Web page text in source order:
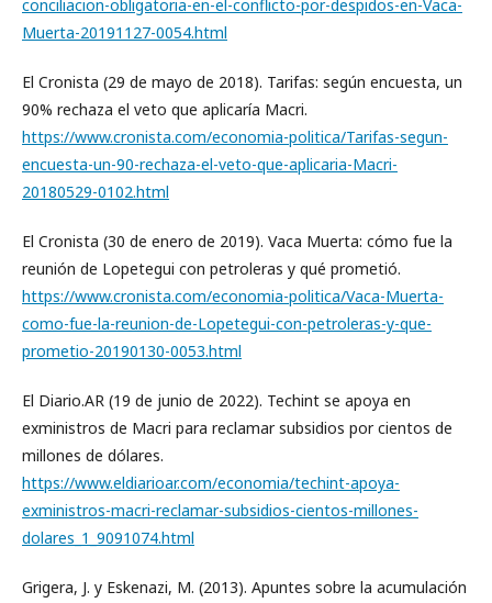
conciliacion-obligatoria-en-el-conflicto-por-despidos-en-Vaca-
Muerta-20191127-0054.html
El Cronista (29 de mayo de 2018). Tarifas: según encuesta, un
90% rechaza el veto que aplicaría Macri.
https://www.cronista.com/economia-politica/Tarifas-segun-
encuesta-un-90-rechaza-el-veto-que-aplicaria-Macri-
20180529-0102.html
El Cronista (30 de enero de 2019). Vaca Muerta: cómo fue la
reunión de Lopetegui con petroleras y qué prometió.
https://www.cronista.com/economia-politica/Vaca-Muerta-
como-fue-la-reunion-de-Lopetegui-con-petroleras-y-que-
prometio-20190130-0053.html
El Diario.AR (19 de junio de 2022). Techint se apoya en
exministros de Macri para reclamar subsidios por cientos de
millones de dólares.
https://www.eldiarioar.com/economia/techint-apoya-
exministros-macri-reclamar-subsidios-cientos-millones-
dolares_1_9091074.html
Grigera, J. y Eskenazi, M. (2013). Apuntes sobre la acumulación